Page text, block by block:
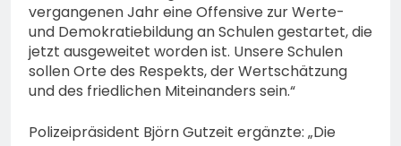
vergangenen Jahr eine Offensive zur Werte-
und Demokratiebildung an Schulen gestartet, die
jetzt ausgeweitet worden ist. Unsere Schulen
sollen Orte des Respekts, der Wertschätzung
und des friedlichen Miteinanders sein.“
Polizeipräsident Björn Gutzeit ergänzte: „Die